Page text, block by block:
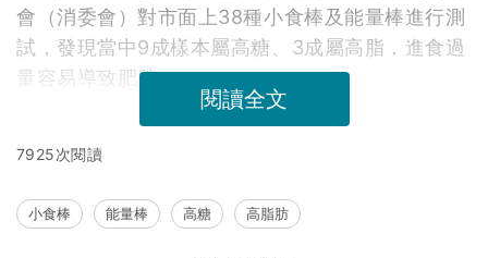
會（消委會）對市面上38種小食棒及能量棒進行測
試，發現當中9成樣本屬高糖、3成屬高脂，進食過
量容易導致肥胖。
閱讀全文
7925次閱讀
小食棒 能量棒 高糖 高脂肪